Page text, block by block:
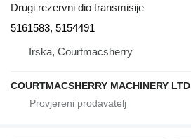
Drugi rezervni dio transmisije
5161583, 5154491
Irska, Courtmacsherry
COURTMACSHERRY MACHINERY LTD